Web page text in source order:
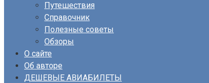
Путешествия
Справочник
Полезные советы
Обзоры
О сайте
Об авторе
ДЕШЕВЫЕ АВИАБИЛЕТЫ